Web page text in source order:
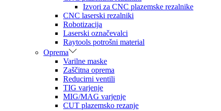
Izvori za CNC plazemske rezalnike
CNC laserski rezalniki
Robotizacija
Laserski označevalci
Raytools potrošni material
Oprema
Varilne maske
Zaščitna oprema
Reducirni ventili
TIG varjenje
MIG/MAG varjenje
CUT plazemsko rezanje